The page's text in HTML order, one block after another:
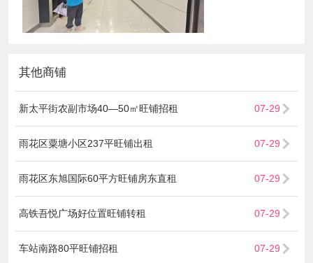
其他商铺
新太平街农副市场40—50㎡旺铺招租 07-29
雨花区粟塘小区237平旺铺出租 07-29
雨花区东旭国际60平方旺铺房东直租 07-29
高铁吾悦广场好位置旺铺转租 07-29
车站南路80平旺铺招租 07-29